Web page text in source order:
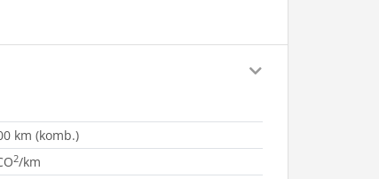
km (komb.)
2/km